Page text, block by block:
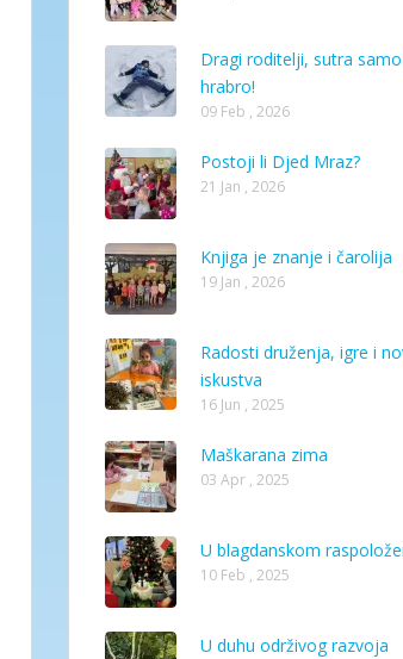
Dragi roditelji, sutra samo
hrabro!
09 Feb , 2026
Postoji li Djed Mraz?
21 Jan , 2026
Knjiga je znanje i čarolija
19 Jan , 2026
Radosti druženja, igre i
iskustva
16 Jun , 2025
Maškarana zima
03 Apr , 2025
U blagdanskom
10 Feb , 2025
U duhu održivog razvoja